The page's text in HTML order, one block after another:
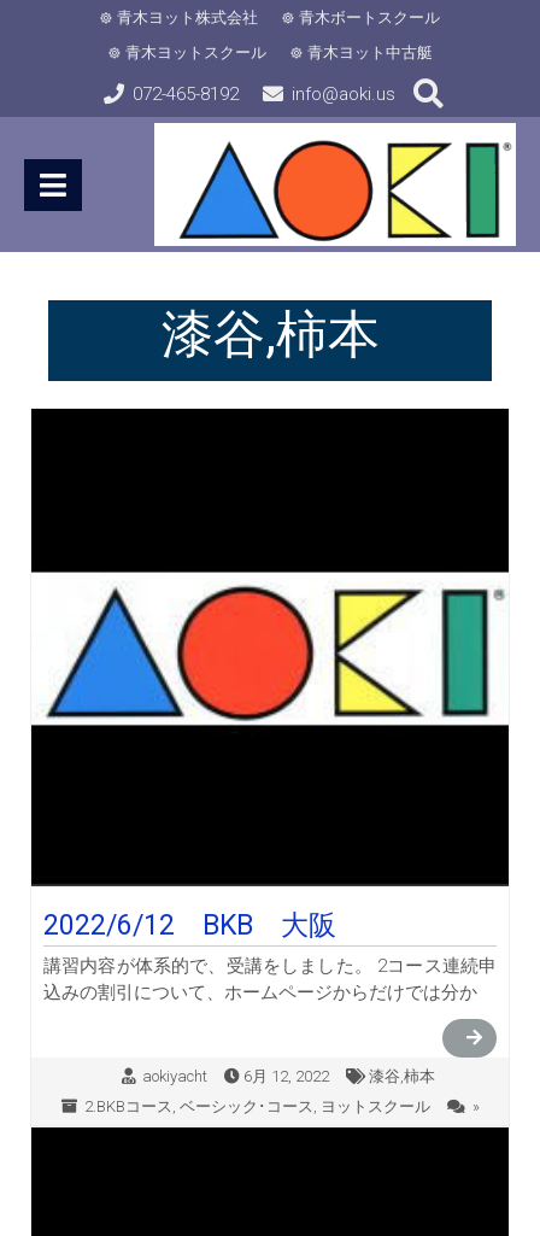
青木ヨット株式会社
青木ボートスクール
青木ヨットスクール
青木ヨット中古艇
072-465-8192 info@aoki.us
漆谷,柿本
2022/6/12 BKB 大阪
講習内容が体系的で、受講をしました。 2コース連続申
込みの割引について、ホームページからだけでは分か
aokiyacht 6月 12, 2022
漆谷,柿本
2.BKBコース, ベーシック･コース, ヨットスクール »